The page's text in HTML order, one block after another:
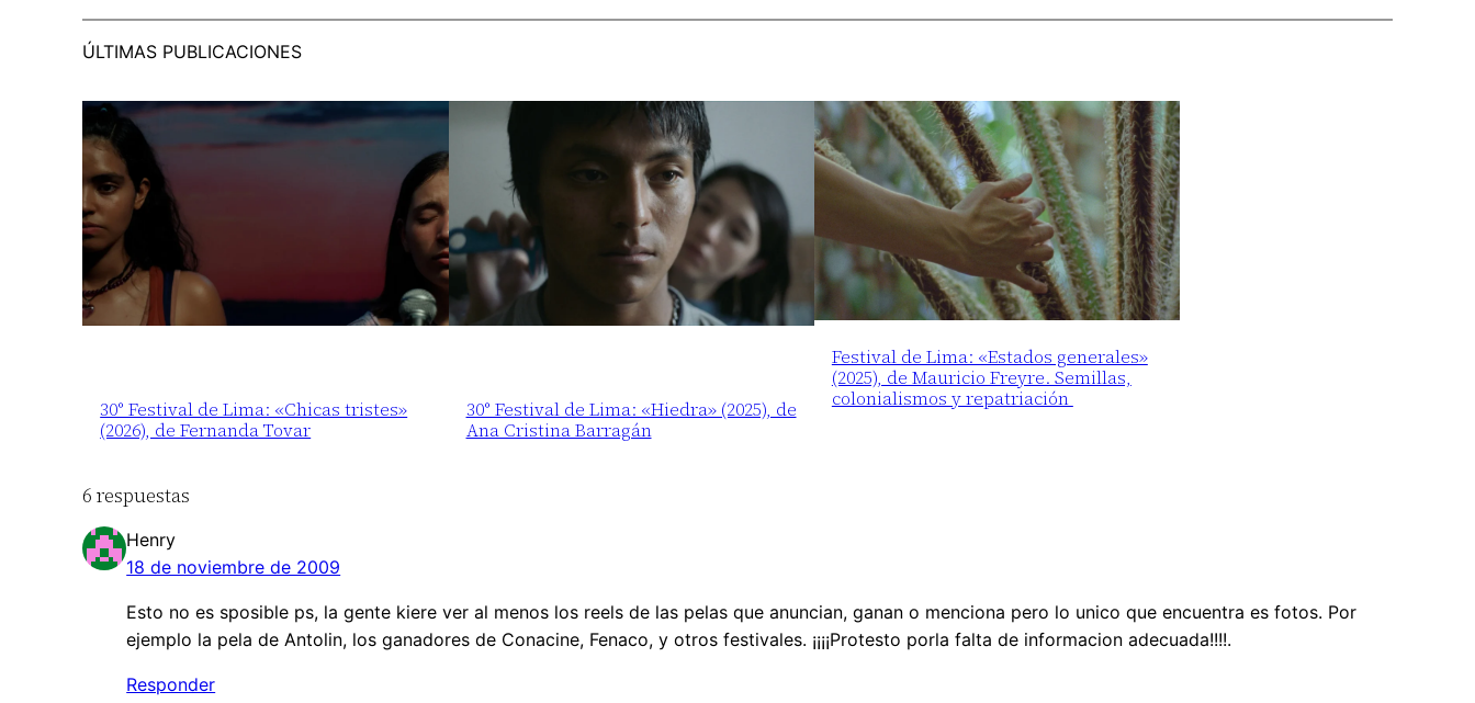
ÚLTIMAS PUBLICACIONES
30° Festival de Lima: «Chicas tristes»
(2026), de Fernanda Tovar
30° Festival de Lima: «Hiedra» (2025), de
Ana Cristina Barragán
Festival de Lima: «Estados generales»
(2025), de Mauricio Freyre. Semillas,
colonialismos y repatriación
6 respuestas
Henry
18 de noviembre de 2009
Esto no es sposible ps, la gente kiere ver al menos los reels de las pelas que anuncian, ganan o menciona pero lo unico que encuentra es fotos. Por
ejemplo la pela de Antolin, los ganadores de Conacine, Fenaco, y otros festivales. ¡¡¡¡Protesto porla falta de informacion adecuada!!!!.
Responder